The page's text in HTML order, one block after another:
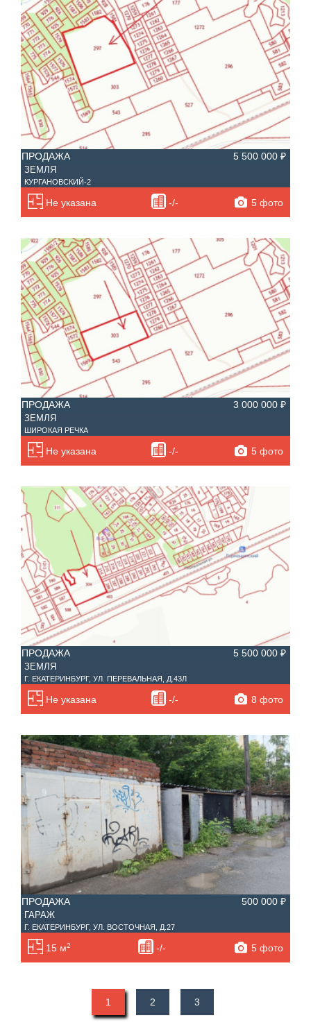
ПРОДАЖА 5 500 000 ₽
ЗЕМЛЯ
КУРГАНОВСКИЙ-2
Не указана -/- 5 фото
ПРОДАЖА 3 000 000 ₽
ЗЕМЛЯ
ШИРОКАЯ РЕЧКА
Не указана -/- 5 фото
ПРОДАЖА 5 500 000 ₽
ЗЕМЛЯ
Г. ЕКАТЕРИНБУРГ, УЛ. ПЕРЕВАЛЬНАЯ, Д.43Л
Не указана -/- 8 фото
ПРОДАЖА 500 000 ₽
ГАРАЖ
Г. ЕКАТЕРИНБУРГ, УЛ. ВОСТОЧНАЯ, Д.27
15 м2 -/- 5 фото
1 2 3